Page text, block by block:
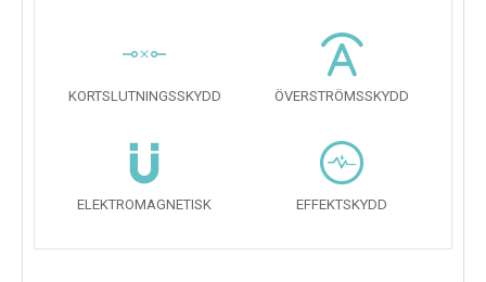
KORTSLUTNINGSSKYDD ÖVERSTRÖMSSKYDD
ELEKTROMAGNETISK EFFEKTSKYDD